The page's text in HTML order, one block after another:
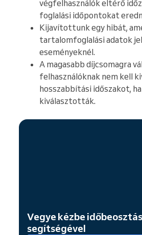
végfelhasználók eltérő
foglalási időpontokat
Kijavítottunk egy hibát,
tartalomfoglalási adatok
eseményeknél.
A magasabb díjcsomagra
felhasználóknak nem kell
hosszabbítási időszakot,
kiválasztották.
Vegye kézbe
segítségével